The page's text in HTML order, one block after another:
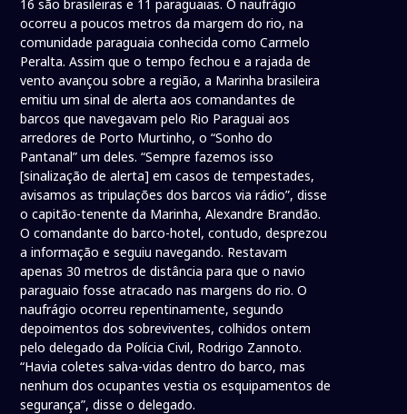
16 são brasileiras e 11 paraguaias. O naufrágio
ocorreu a poucos metros da margem do rio, na
comunidade paraguaia conhecida como Carmelo
Peralta. Assim que o tempo fechou e a rajada de
vento avançou sobre a região, a Marinha brasileira
emitiu um sinal de alerta aos comandantes de
barcos que navegavam pelo Rio Paraguai aos
arredores de Porto Murtinho, o “Sonho do
Pantanal” um deles. “Sempre fazemos isso
[sinalização de alerta] em casos de tempestades,
avisamos as tripulações dos barcos via rádio”, disse
o capitão-tenente da Marinha, Alexandre Brandão.
O comandante do barco-hotel, contudo, desprezou
a informação e seguiu navegando. Restavam
apenas 30 metros de distância para que o navio
paraguaio fosse atracado nas margens do rio. O
naufrágio ocorreu repentinamente, segundo
depoimentos dos sobreviventes, colhidos ontem
pelo delegado da Polícia Civil, Rodrigo Zannoto.
“Havia coletes salva-vidas dentro do barco, mas
nenhum dos ocupantes vestia os esquipamentos de
segurança”, disse o delegado.